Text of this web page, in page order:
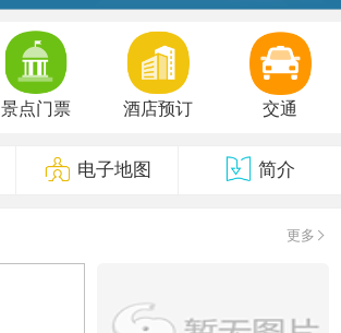
景点门票 酒店预订 交通
电子地图 简介
更多